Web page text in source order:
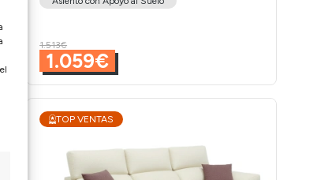
1.513€
1.059€
TOP VENTAS